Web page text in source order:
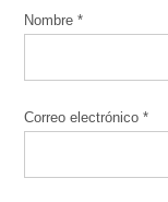
Nombre*
Correo electrónico*